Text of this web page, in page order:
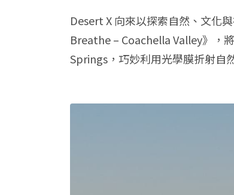
Desert X 向來以探索自然、文化
Breathe – Coachella Valley》，
Springs，巧妙利用光學膜折射自